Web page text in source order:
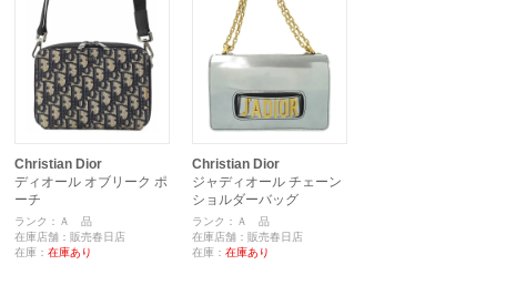
Christian Dior
ディオール オブリーク ポ
ーチ
ランク：Ａ 品
在庫店舗：販売春日店
在庫： 在庫あり
Christian Dior
ジャディオール チェーン
ショルダーバッグ
ランク：Ａ 品
在庫店舗：販売春日店
在庫： 在庫あり